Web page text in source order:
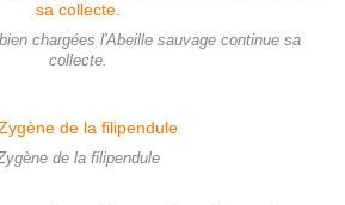
chargées l'Abeille sauvage continue sa
collecte.
de la filipendule